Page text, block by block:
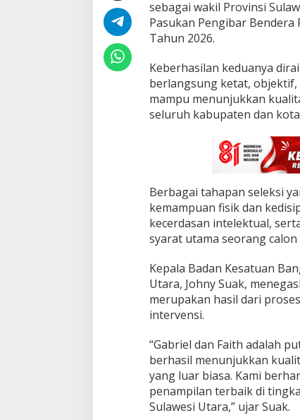
r
a
k
0
2
6
H
r
u
a
n
N
a
S
u
l
s
i
U
t
r
sebagai wakil Provinsi
Pasukan Pengibar
Tahun 2026.
Keberhasilan keduanya
berlangsung ketat, objektif,
mampu menunjukkan
seluruh kabupaten dan
Berbagai tahapan seleksi
kemampuan fisik dan
kecerdasan intelektual,
syarat utama seorang
Kepala Badan Kesatuan
Utara, Johny Suak,
merupakan hasil dari
intervensi.
“Gabriel dan Faith adalah
berhasil menunjukkan
yang luar biasa. Kami
penampilan terbaik di
Sulawesi Utara,” ujar Suak.